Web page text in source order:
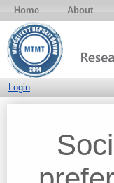
Home About
Login